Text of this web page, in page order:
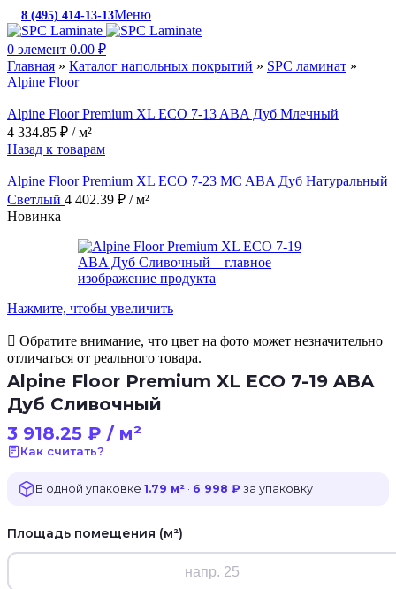
8 (495) 414-13-13Меню
0 элемент 0.00 ₽
Главная » Каталог напольных покрытий » SPC ламинат »
Alpine Floor
Alpine Floor Premium XL ECO 7-13 ABA Дуб Млечный
4 334.85 ₽ / м²
Назад к товарам
Alpine Floor Premium XL ECO 7-23 MC ABA Дуб Натуральный
Светлый 4 402.39 ₽ / м²
Новинка
Нажмите, чтобы увеличить
Обратите внимание, что цвет на фото может незначительно
отличаться от реального товара.
Alpine Floor Premium XL ECO 7-19 ABA
Дуб Сливочный
3 918.25 ₽ / м²
Как считать?
В одной упаковке 1.79 м² · 6 998 ₽ за упаковку
Площадь помещения (м²)